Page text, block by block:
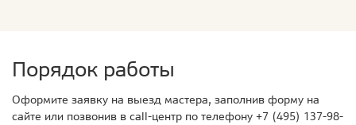
Порядок работы
Оформите заявку на выезд мастера, заполнив форму на
сайте или позвонив в call-центр по телефону +7 (495) 137-98-